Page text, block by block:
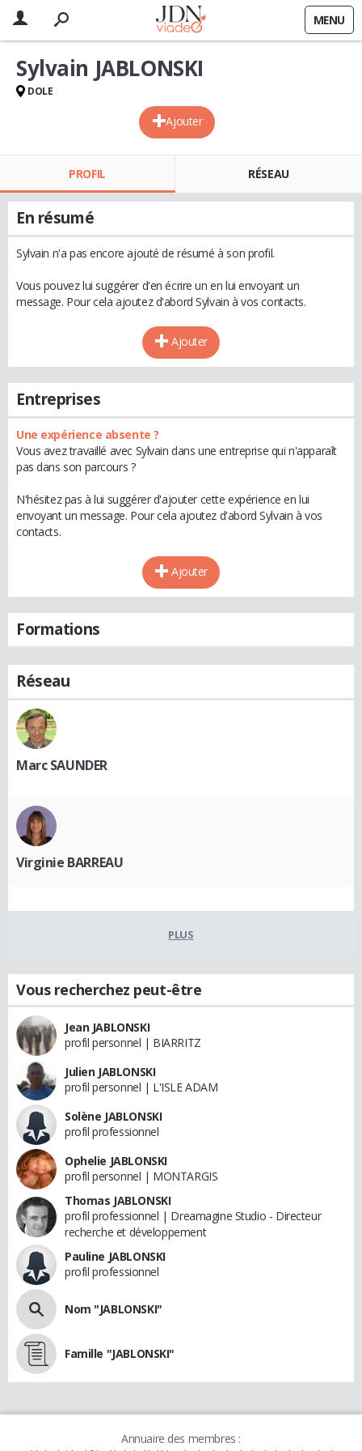
MENU
Ajouter
Sylvain JABLONSKI
DOLE
PROFIL RÉSEAU
En résumé
Sylvain n'a pas encore ajouté de résumé à son profil.
Vous pouvez lui suggérer d'en écrire un en lui envoyant un
message. Pour cela ajoutez d'abord Sylvain à vos contacts.
Ajouter
Entreprises
Une expérience absente ?
Vous avez travaillé avec Sylvain dans une entreprise qui n'apparaît
pas dans son parcours ?
N'hésitez pas à lui suggérer d'ajouter cette expérience en lui
envoyant un message. Pour cela ajoutez d'abord Sylvain à vos
contacts.
Ajouter
Formations
Réseau
Marc SAUNDER
Virginie BARREAU
PLUS
Vous recherchez peut-être
Jean JABLONSKI
profil personnel | BIARRITZ
Julien JABLONSKI
profil personnel | L'ISLE ADAM
Solène JABLONSKI
profil professionnel
Ophelie JABLONSKI
profil personnel | MONTARGIS
Thomas JABLONSKI
profil professionnel | Dreamagine Studio - Directeur
recherche et développement
Pauline JABLONSKI
profil professionnel
Nom "JABLONSKI"
Famille "JABLONSKI"
Annuaire des membres :